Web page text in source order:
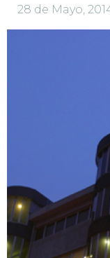
28 de Mayo,